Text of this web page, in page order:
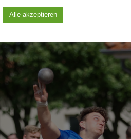
Alle akzeptieren